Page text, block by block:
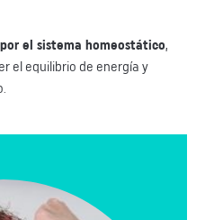
el sistema homeostático,
el equilibrio de energía y